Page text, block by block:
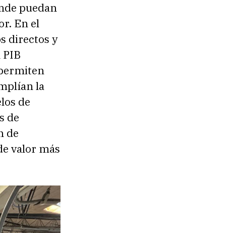
puedan
En el
directos y
la
de
de
de
valor más